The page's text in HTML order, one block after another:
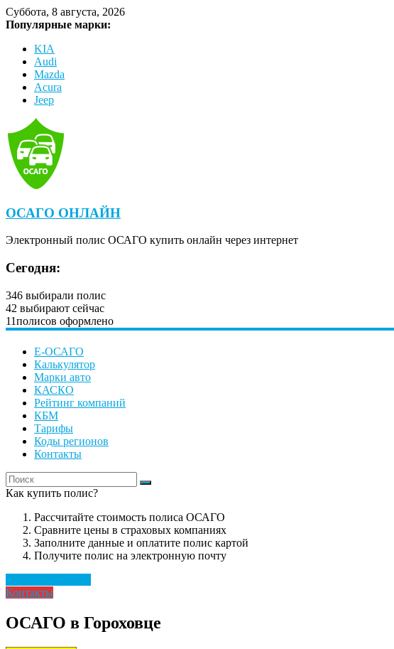
Суббота, 8 августа, 2026
Популярные марки:
KIA
Audi
Mazda
Acura
Jeep
ОСАГО ОНЛАЙН
Электронный полис ОСАГО купить онлайн через интернет
Сегодня:
346 выбирали полис
42 выбирают сейчас
11полисов оформлено
Е-ОСАГО
Калькулятор
Марки авто
КАСКО
Рейтинг компаний
КБМ
Тарифы
Коды регионов
Контакты
Как купить полис?
Рассчитайте стоимость полиса ОСАГО
Сравните цены в страховых компаниях
Заполните данные и оплатите полис картой
Получите полис на электронную почту
Контакты
ОСАГО в Гороховце